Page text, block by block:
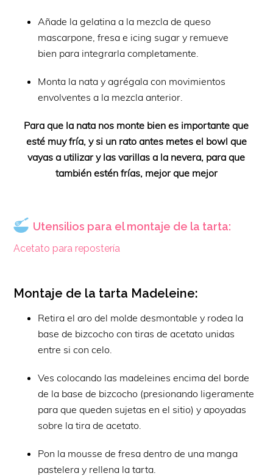
Añade la gelatina a la mezcla de queso
mascarpone, fresa e icing sugar y remueve
bien para integrarla completamente.
Monta la nata y agrégala con movimientos
envolventes a la mezcla anterior.
Para que la nata nos monte bien es importante que
esté muy fría, y si un rato antes metes el bowl que
vayas a utilizar y las varillas a la nevera, para que
también estén frías, mejor que mejor
Utensilios para el montaje de la tarta:
Acetato para repostería
Montaje de la tarta Madeleine:
Retira el aro del molde desmontable y rodea la
base de bizcocho con tiras de acetato unidas
entre si con celo.
Ves colocando las madeleines encima del borde
de la base de bizcocho (presionando ligeramente
para que queden sujetas en el sitio) y apoyadas
sobre la tira de acetato.
Pon la mousse de fresa dentro de una manga
pastelera y rellena la tarta.